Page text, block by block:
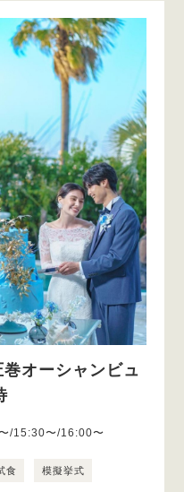
オーシャンビュ
/15:30〜/16:00〜
食 模擬挙式